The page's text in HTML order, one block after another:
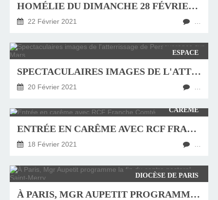
HOMÉLIE DU DIMANCHE 28 FÉVRIER 2021
22 Février 2021
ESPACE
SPECTACULAIRES IMAGES DE L'ATTERRISSAGE DE PERSEVERANCE SUR MARS
20 Février 2021
CARÊME
ENTRÉE EN CARÊME AVEC RCF FRANCHE COMTÉ
18 Février 2021
DIOCÈSE DE PARIS
À PARIS, MGR AUPETIT PROGRAMME LA FIN DU CENTRE PASTORAL SAINT-MERRY